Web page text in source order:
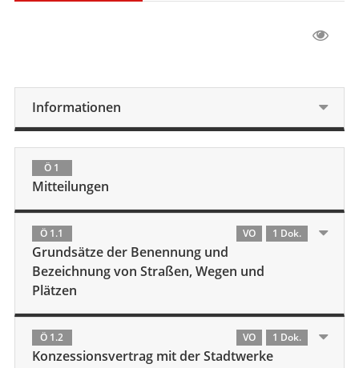
Informationen
Ö 1
Mitteilungen
Ö 1.1 VO 1 Dok.
Grundsätze der Benennung und
Bezeichnung von Straßen, Wegen und
Plätzen
Ö 1.2 VO 1 Dok.
Konzessionsvertrag mit der Stadtwerke